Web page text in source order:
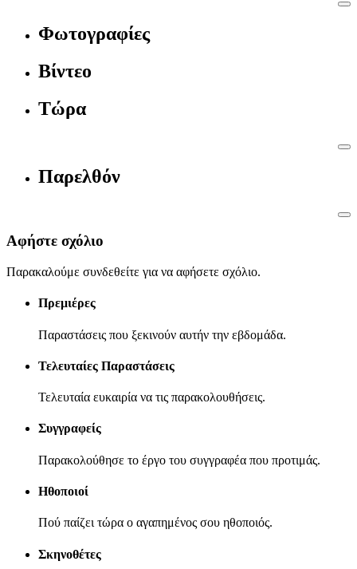
Φωτογραφίες
Βίντεο
Τώρα
Παρελθόν
Αφήστε σχόλιο
Παρακαλούμε συνδεθείτε για να αφήσετε σχόλιο.
Πρεμιέρες
Παραστάσεις που ξεκινούν αυτήν την εβδομάδα.
Τελευταίες Παραστάσεις
Τελευταία ευκαιρία να τις παρακολουθήσεις.
Συγγραφείς
Παρακολούθησε το έργο του συγγραφέα που προτιμάς.
Ηθοποιοί
Πού παίζει τώρα ο αγαπημένος σου ηθοποιός.
Σκηνοθέτες